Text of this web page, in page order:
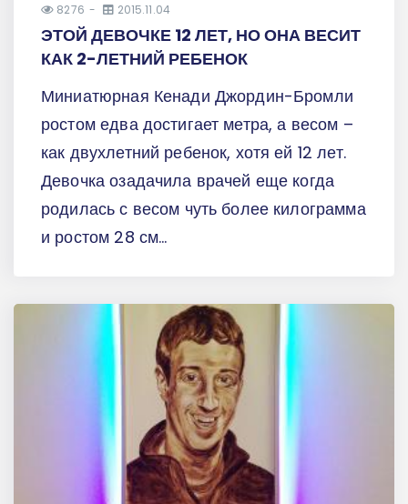
8276 2015.11.04
ЭТОЙ ДЕВОЧКЕ 12 ЛЕТ, НО ОНА ВЕСИТ
КАК 2-ЛЕТНИЙ РЕБЕНОК
Миниатюрная Кенади Джордин-Бромли
ростом едва достигает метра, а весом –
как двухлетний ребенок, хотя ей 12 лет.
Девочка озадачила врачей еще когда
родилась с весом чуть более килограмма
и ростом 28 см...